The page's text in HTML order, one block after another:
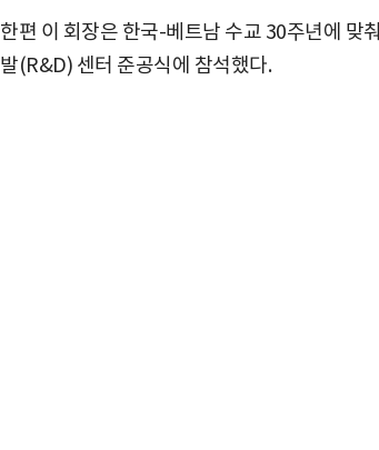
한편 이 회장은 한국-베트남 수교 30주년에 맞
발(R&D) 센터 준공식에 참석했다.